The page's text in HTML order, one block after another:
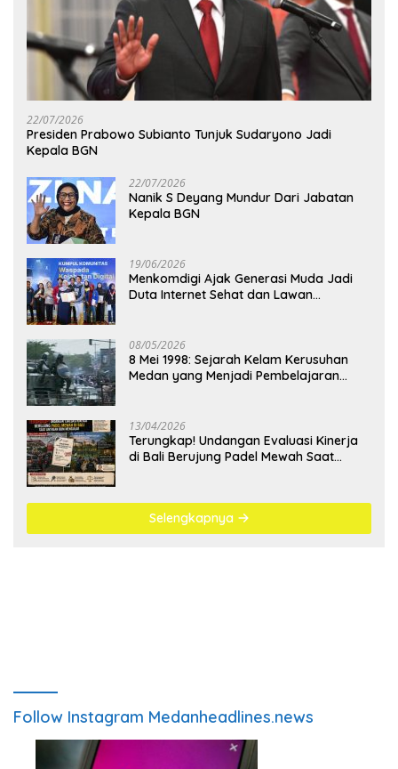
22/07/2026
Presiden Prabowo Subianto Tunjuk Sudaryono Jadi
Kepala BGN
22/07/2026
Nanik S Deyang Mundur Dari Jabatan
Kepala BGN
19/06/2026
Menkomdigi Ajak Generasi Muda Jadi
Duta Internet Sehat dan Lawan
08/05/2026
8 Mei 1998: Sejarah Kelam Kerusuhan
Medan yang Menjadi Pembelajaran
13/04/2026
Terungkap! Undangan Evaluasi Kinerja
di Bali Berujung Padel Mewah Saat
Selengkapnya
Follow Instagram Medanheadlines.news